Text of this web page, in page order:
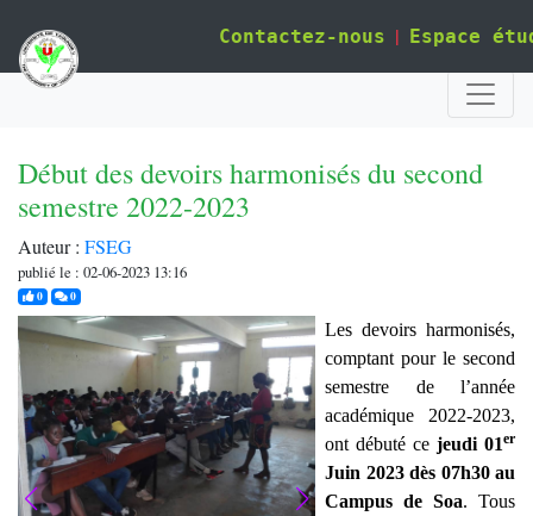
Contactez-nous | Espace
Début des devoirs harmonisés du second
semestre 2022-2023
Auteur : FSEG
publié le : 02-06-2023 13:16
0j'aime0commentaires
Les devoirs harmonisés,
comptant pour le second
semestre de l’année
académique 2022-2023,
ont débuté ce jeudi 01er
Juin 2023 dès 07h30 au
Campus de Soa. Tous